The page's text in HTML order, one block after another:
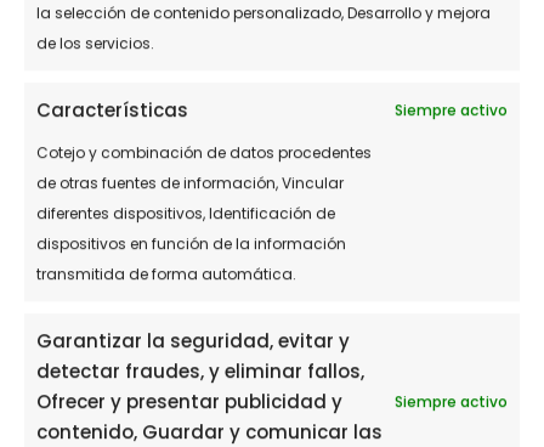
la selección de contenido personalizado, Desarrollo y mejora
de los servicios.
Características Siempre activo
Cotejo y combinación de datos procedentes
de otras fuentes de información, Vincular
diferentes dispositivos, Identificación de
dispositivos en función de la información
transmitida de forma automática.
Garantizar la seguridad, evitar y
detectar fraudes, y eliminar fallos,
Ofrecer y presentar publicidad y
contenido, Guardar y comunicar las
Siempre activo